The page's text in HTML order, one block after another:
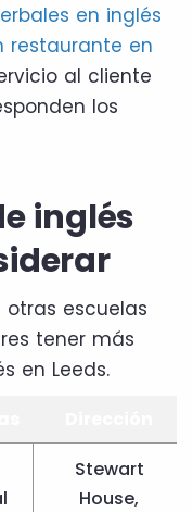
en inglés
restaurante en
al cliente
los
inglés
escuelas
tener más
en Leeds.
Stewart
House,